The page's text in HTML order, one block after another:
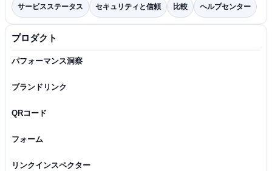
サービスステータス セキュリティと信頼 比較 ヘルプセンター
プロダクト
パフォーマンス洞察
ブランドリンク
QRコード
フォーム
リンクインスペクター